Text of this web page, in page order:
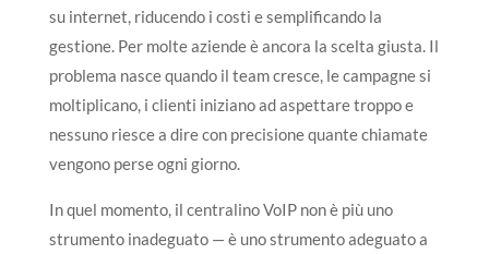
su internet, riducendo i costi e semplificando la
gestione. Per molte aziende è ancora la scelta giusta. Il
problema nasce quando il team cresce, le campagne si
moltiplicano, i clienti iniziano ad aspettare troppo e
nessuno riesce a dire con precisione quante chiamate
vengono perse ogni giorno.
In quel momento, il centralino VoIP non è più uno
strumento inadeguato — è uno strumento adeguato a